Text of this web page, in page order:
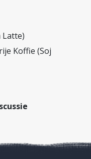
Latte)
Koffie (Soj